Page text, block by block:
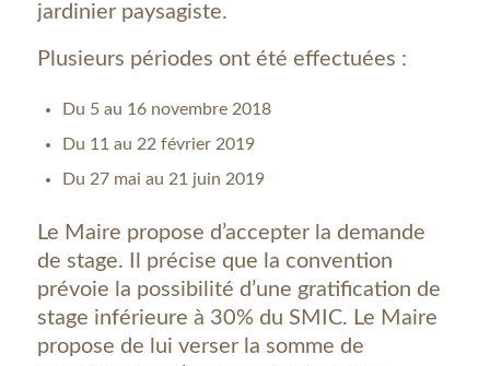
jardinier paysagiste.
Plusieurs périodes ont été effectuées :
Du 5 au 16 novembre 2018
Du 11 au 22 février 2019
Du 27 mai au 21 juin 2019
Le Maire propose d’accepter la demande
de stage. Il précise que la convention
prévoie la possibilité d’une gratification de
stage inférieure à 30% du SMIC. Le Maire
propose de lui verser la somme de